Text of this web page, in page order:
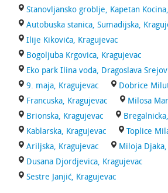
Stanovljansko groblje, Kapetan
Autobuska stanica, Sumadijska,
Ilije Kikovića, Kragujevac
Bogoljuba Krgovica, Kragujevac
Eko park Ilina voda, Dragoslava
9. maja, Kragujevac
Dobrice
Francuska, Kragujevac
Milosa
Brionska, Kragujevac
Kablarska, Kragujevac
Toplice
Ariljska, Kragujevac
Miloja
Dusana Djordjevica, Kragujevac
Sestre Janjić, Kragujevac